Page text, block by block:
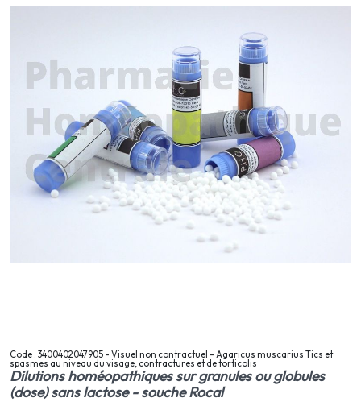
Code : 3400402047905 - Visuel non contractuel - Agaricus muscarius Tics et
spasmes au niveau du visage, contractures et de torticolis
Dilutions homéopathiques sur granules ou globules
(dose) sans lactose - souche Rocal